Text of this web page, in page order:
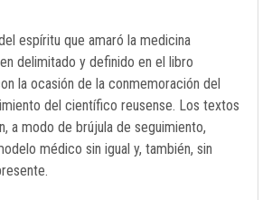
espíritu que amaró la medicina
delimitado y definido en el libro
la ocasión de la conmemoración del
del científico reusense. Los textos
a modo de brújula de seguimiento,
médico sin igual y, también, sin